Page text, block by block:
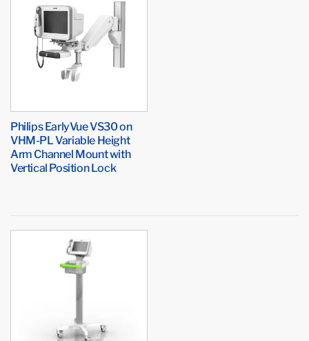
Philips EarlyVue VS30 on
VHM-PL Variable Height
Arm Channel Mount with
Vertical Position Lock